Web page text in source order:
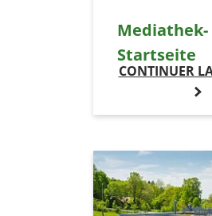
Mediathek-
Startseite
CONTINUER